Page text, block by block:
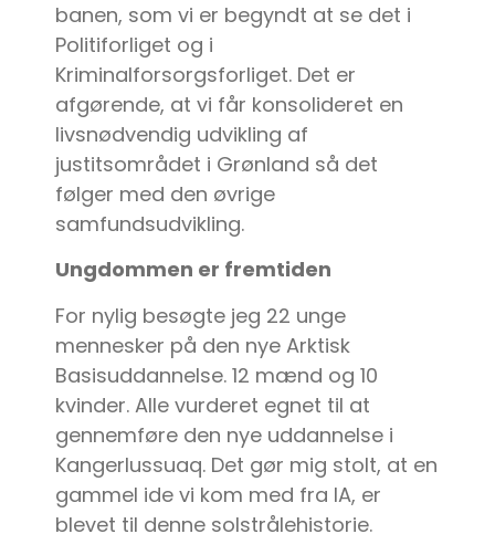
banen, som vi er begyndt at se det i
Politiforliget og i
Kriminalforsorgsforliget. Det er
afgørende, at vi får konsolideret en
livsnødvendig udvikling af
justitsområdet i Grønland så det
følger med den øvrige
samfundsudvikling.
Ungdommen er fremtiden
For nylig besøgte jeg 22 unge
mennesker på den nye Arktisk
Basisuddannelse. 12 mænd og 10
kvinder. Alle vurderet egnet til at
gennemføre den nye uddannelse i
Kangerlussuaq. Det gør mig stolt, at en
gammel ide vi kom med fra IA, er
blevet til denne solstrålehistorie.